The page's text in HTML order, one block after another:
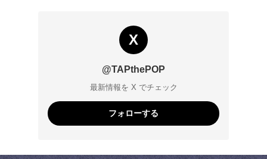
X
@TAPthePOP
最新情報を X でチェック
フォローする